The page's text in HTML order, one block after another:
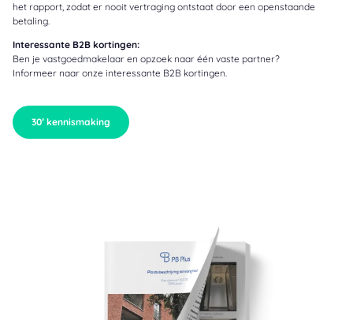
het rapport, zodat er nooit vertraging ontstaat door een openstaande
betaling.
Interessante B2B kortingen:
Ben je vastgoedmakelaar en opzoek naar één vaste partner?
Informeer naar onze interessante B2B kortingen.
30′ kennismaking